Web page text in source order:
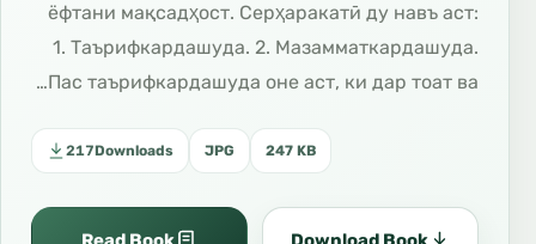
ёфтани мақсадҳост. Серҳаракатӣ ду навъ аст:
1. Таърифкардашуда. 2. Мазамматкардашуда.
Пас таърифкардашуда оне аст, ки дар тоат ва…
217Downloads JPG 247 KB